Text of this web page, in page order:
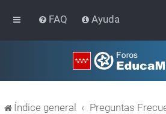
FAQ Ayuda
Índice general Preguntas